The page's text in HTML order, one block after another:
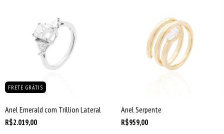
FRETE GRÁTIS
Anel Emerald com Trillion Lateral
R$2.019,00
Anel Serpente
R$959,00